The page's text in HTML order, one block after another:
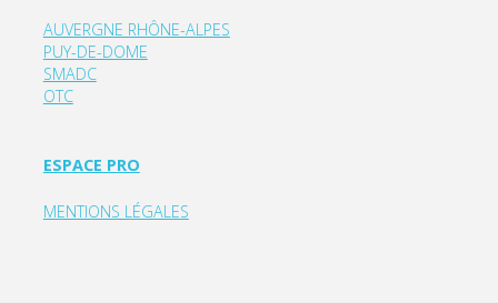
AUVERGNE RHÔNE-ALPES
PUY-DE-DOME
SMADC
OTC
ESPACE PRO
MENTIONS LÉGALES